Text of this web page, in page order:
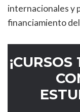
internacionales y
financiamiento